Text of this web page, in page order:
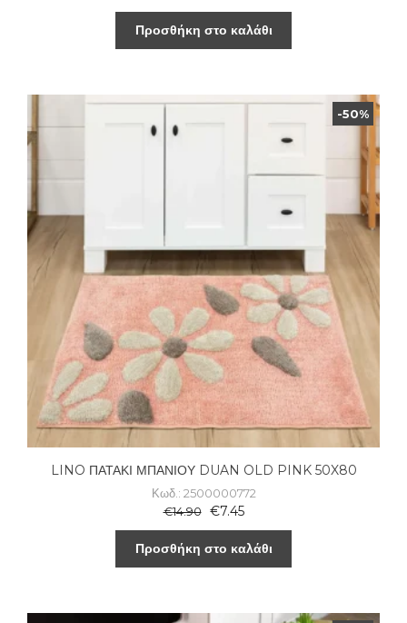
Προσθήκη στο καλάθι
-50%
LINO ΠΑΤΑΚΙ ΜΠΑΝΙΟΥ DUAN OLD PINK 50X80
Κωδ.: 2500000772
€14.90 €7.45
Προσθήκη στο καλάθι